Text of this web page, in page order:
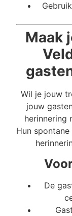
Maak
Wil je jouw
jouw
herinnering
Hun
De